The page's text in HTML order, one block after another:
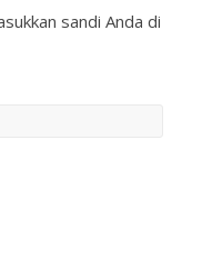
sandi Anda di